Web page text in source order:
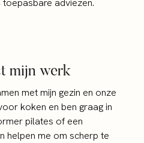
adviezen.
mijn werk
met mijn gezin en onze
koken en ben graag in
pilates of een
helpen me om scherp te